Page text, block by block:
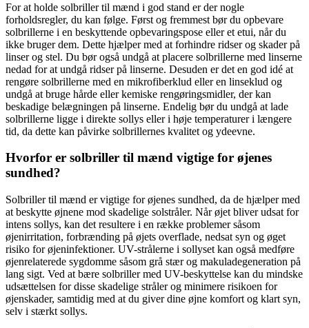
For at holde solbriller til mænd i god stand er der nogle
forholdsregler, du kan følge. Først og fremmest bør du opbevare
solbrillerne i en beskyttende opbevaringspose eller et etui, når du
ikke bruger dem. Dette hjælper med at forhindre ridser og skader på
linser og stel. Du bør også undgå at placere solbrillerne med linserne
nedad for at undgå ridser på linserne. Desuden er det en god idé at
rengøre solbrillerne med en mikrofiberklud eller en linseklud og
undgå at bruge hårde eller kemiske rengøringsmidler, der kan
beskadige belægningen på linserne. Endelig bør du undgå at lade
solbrillerne ligge i direkte sollys eller i høje temperaturer i længere
tid, da dette kan påvirke solbrillernes kvalitet og ydeevne.
Hvorfor er solbriller til mænd vigtige for øjenes
sundhed?
Solbriller til mænd er vigtige for øjenes sundhed, da de hjælper med
at beskytte øjnene mod skadelige solstråler. Når øjet bliver udsat for
intens sollys, kan det resultere i en række problemer såsom
øjenirritation, forbrænding på øjets overflade, nedsat syn og øget
risiko for øjeninfektioner. UV-strålerne i sollyset kan også medføre
øjenrelaterede sygdomme såsom grå stær og makuladegeneration på
lang sigt. Ved at bære solbriller med UV-beskyttelse kan du mindske
udsættelsen for disse skadelige stråler og minimere risikoen for
øjenskader, samtidig med at du giver dine øjne komfort og klart syn,
selv i stærkt sollys.